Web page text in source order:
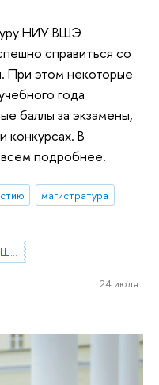
НИУ ВШЭ
справиться со
При этом некоторые
года
баллы за экзамены,
конкурсах. В
подробнее.
магистратура
Абитуриентам магистратуры НИУ ВШЭ—Нижний Новгород
24 июля